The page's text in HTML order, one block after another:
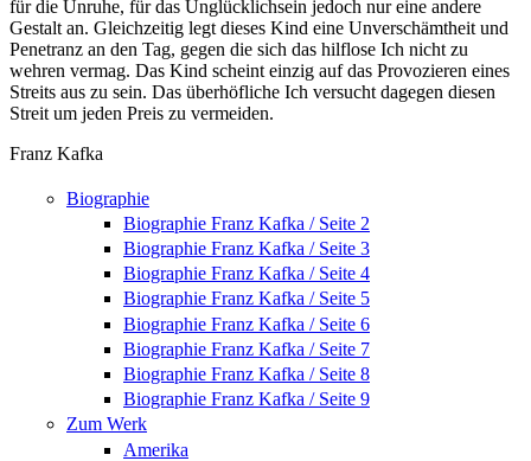
für die Unruhe, für das Unglücklichsein jedoch nur eine andere
Gestalt an. Gleichzeitig legt dieses Kind eine Unverschämtheit und
Penetranz an den Tag, gegen die sich das hilflose Ich nicht zu
wehren vermag. Das Kind scheint einzig auf das Provozieren eines
Streits aus zu sein. Das überhöfliche Ich versucht dagegen diesen
Streit um jeden Preis zu vermeiden.
Franz Kafka
Biographie
Biographie Franz Kafka / Seite 2
Biographie Franz Kafka / Seite 3
Biographie Franz Kafka / Seite 4
Biographie Franz Kafka / Seite 5
Biographie Franz Kafka / Seite 6
Biographie Franz Kafka / Seite 7
Biographie Franz Kafka / Seite 8
Biographie Franz Kafka / Seite 9
Zum Werk
Amerika